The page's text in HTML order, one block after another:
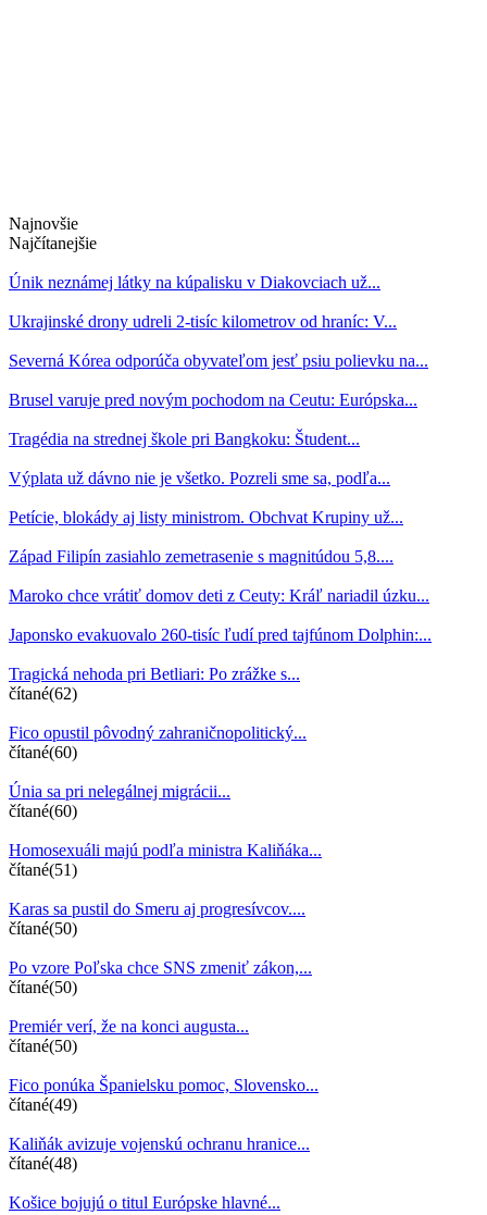
Najnovšie
Najčítanejšie
Únik neznámej látky na kúpalisku v Diakovciach už...
Ukrajinské drony udreli 2-tisíc kilometrov od hraníc: V...
Severná Kórea odporúča obyvateľom jesť psiu polievku na...
Brusel varuje pred novým pochodom na Ceutu: Európska...
Tragédia na strednej škole pri Bangkoku: Študent...
Výplata už dávno nie je všetko. Pozreli sme sa, podľa...
Petície, blokády aj listy ministrom. Obchvat Krupiny už...
Západ Filipín zasiahlo zemetrasenie s magnitúdou 5,8....
Maroko chce vrátiť domov deti z Ceuty: Kráľ nariadil úzku...
Japonsko evakuovalo 260-tisíc ľudí pred tajfúnom Dolphin:...
Tragická nehoda pri Betliari: Po zrážke s...
čítané(62)
Fico opustil pôvodný zahraničnopolitický...
čítané(60)
Únia sa pri nelegálnej migrácii...
čítané(60)
Homosexuáli majú podľa ministra Kaliňáka...
čítané(51)
Karas sa pustil do Smeru aj progresívcov....
čítané(50)
Po vzore Poľska chce SNS zmeniť zákon,...
čítané(50)
Premiér verí, že na konci augusta...
čítané(50)
Fico ponúka Španielsku pomoc, Slovensko...
čítané(49)
Kaliňák avizuje vojenskú ochranu hranice...
čítané(48)
Košice bojujú o titul Európske hlavné...